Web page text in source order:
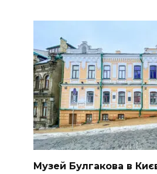
Музей Булгакова в